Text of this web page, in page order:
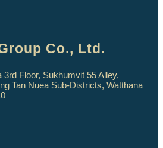
Co., Ltd.
3rd Floor, Sukhumvit 55 Alley,
Tan Nuea Sub-Districts, Watthana